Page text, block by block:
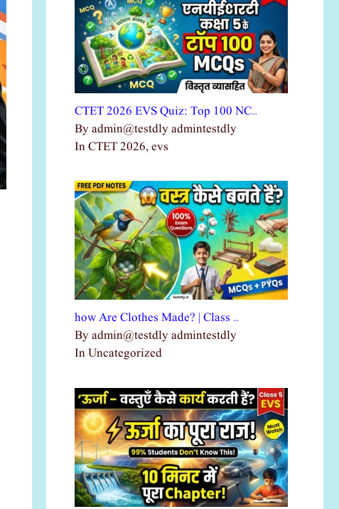
CTET 2026 EVS Quiz: Top 100 NC…
By admin@testdly admintestdly
In CTET 2026, evs
how Are Clothes Made? | Class …
By admin@testdly admintestdly
In Uncategorized